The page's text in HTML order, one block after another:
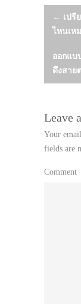
Post
← เปรี
ไหนเห
ออกแบ
ดึงสาย
Leave
Your
fields are
Comment